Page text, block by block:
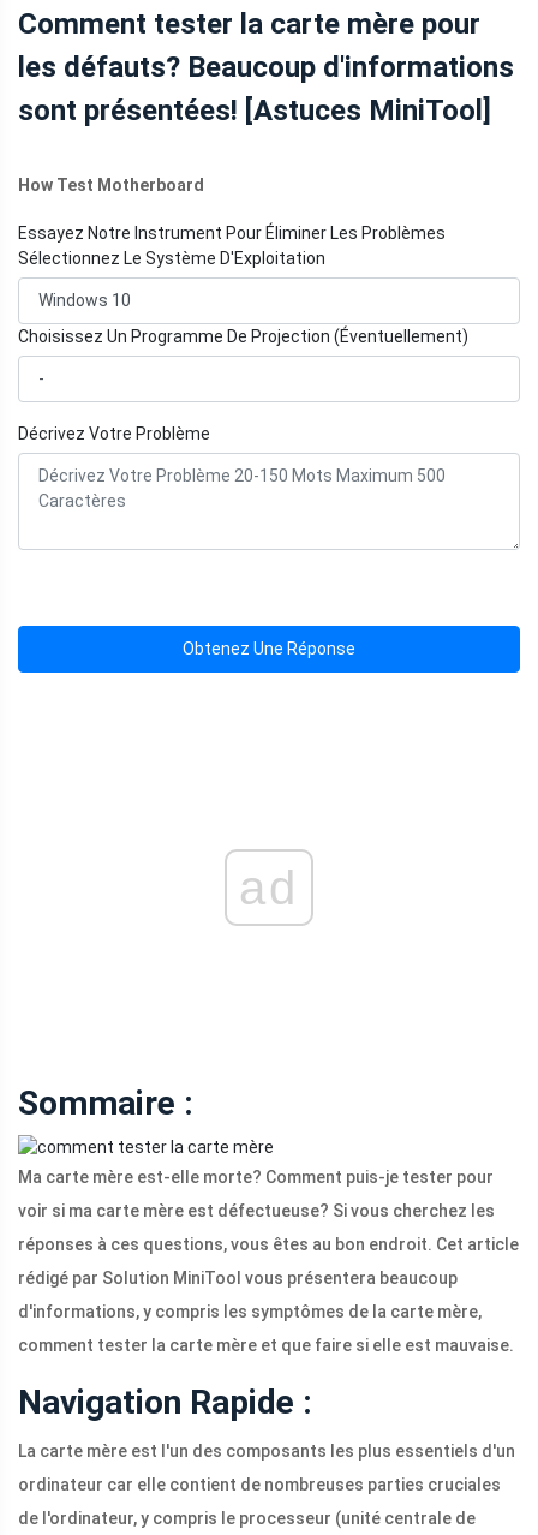
Comment tester la carte mère pour
les défauts? Beaucoup d'informations
sont présentées! [Astuces MiniTool]
How Test Motherboard
Essayez Notre Instrument Pour Éliminer Les Problèmes
Sélectionnez Le Système D'Exploitation
Choisissez Un Programme De Projection (Éventuellement)
Décrivez Votre Problème
Obtenez Une Réponse
ad
Sommaire :
Ma carte mère est-elle morte? Comment puis-je tester pour
voir si ma carte mère est défectueuse? Si vous cherchez les
réponses à ces questions, vous êtes au bon endroit. Cet article
rédigé par Solution MiniTool vous présentera beaucoup
d'informations, y compris les symptômes de la carte mère,
comment tester la carte mère et que faire si elle est mauvaise.
Navigation Rapide :
La carte mère est l'un des composants les plus essentiels d'un
ordinateur car elle contient de nombreuses parties cruciales
de l'ordinateur, y compris le processeur (unité centrale de